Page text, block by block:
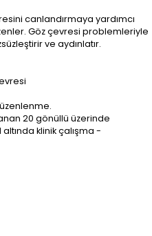
canlandırmaya yardımcı
Göz çevresi problemleriyle
ve aydınlatır.
20 gönüllü üzerinde
klinik çalışma -